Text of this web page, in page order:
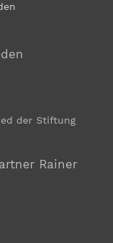
der Stiftung